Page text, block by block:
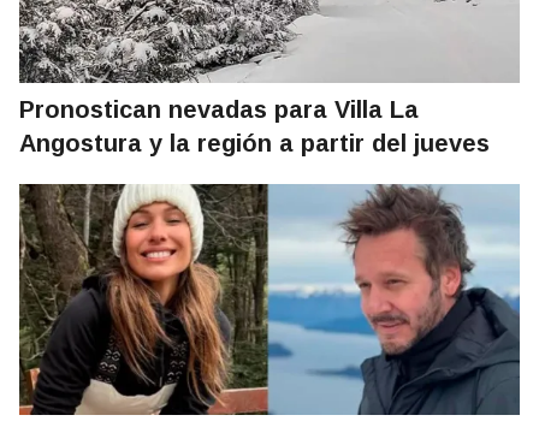
Pronostican nevadas para Villa La
Angostura y la región a partir del jueves